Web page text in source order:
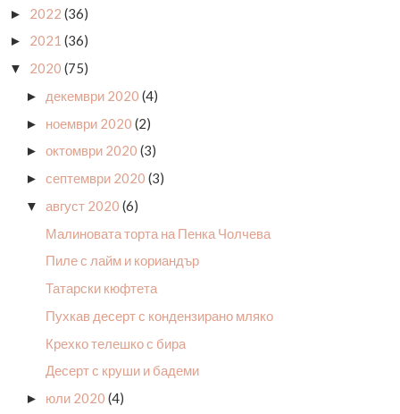
► 2022 (36)
► 2021 (36)
▼ 2020 (75)
► декември 2020 (4)
► ноември 2020 (2)
► октомври 2020 (3)
► септември 2020 (3)
▼ август 2020 (6)
Малиновата торта на Пенка Чолчева
Пиле с лайм и кориандър
Татарски кюфтета
Пухкав десерт с кондензирано мляко
Крехко телешко с бира
Десерт с круши и бадеми
► юли 2020 (4)